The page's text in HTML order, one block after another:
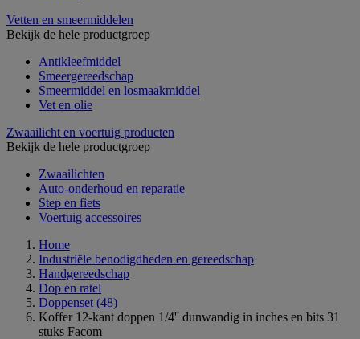
Vetten en smeermiddelen
Bekijk de hele productgroep
Antikleefmiddel
Smeergereedschap
Smeermiddel en losmaakmiddel
Vet en olie
Zwaailicht en voertuig producten
Bekijk de hele productgroep
Zwaailichten
Auto-onderhoud en reparatie
Step en fiets
Voertuig accessoires
Home
Industriële benodigdheden en gereedschap
Handgereedschap
Dop en ratel
Doppenset (48)
Koffer 12-kant doppen 1/4'' dunwandig in inches en bits 31
stuks Facom